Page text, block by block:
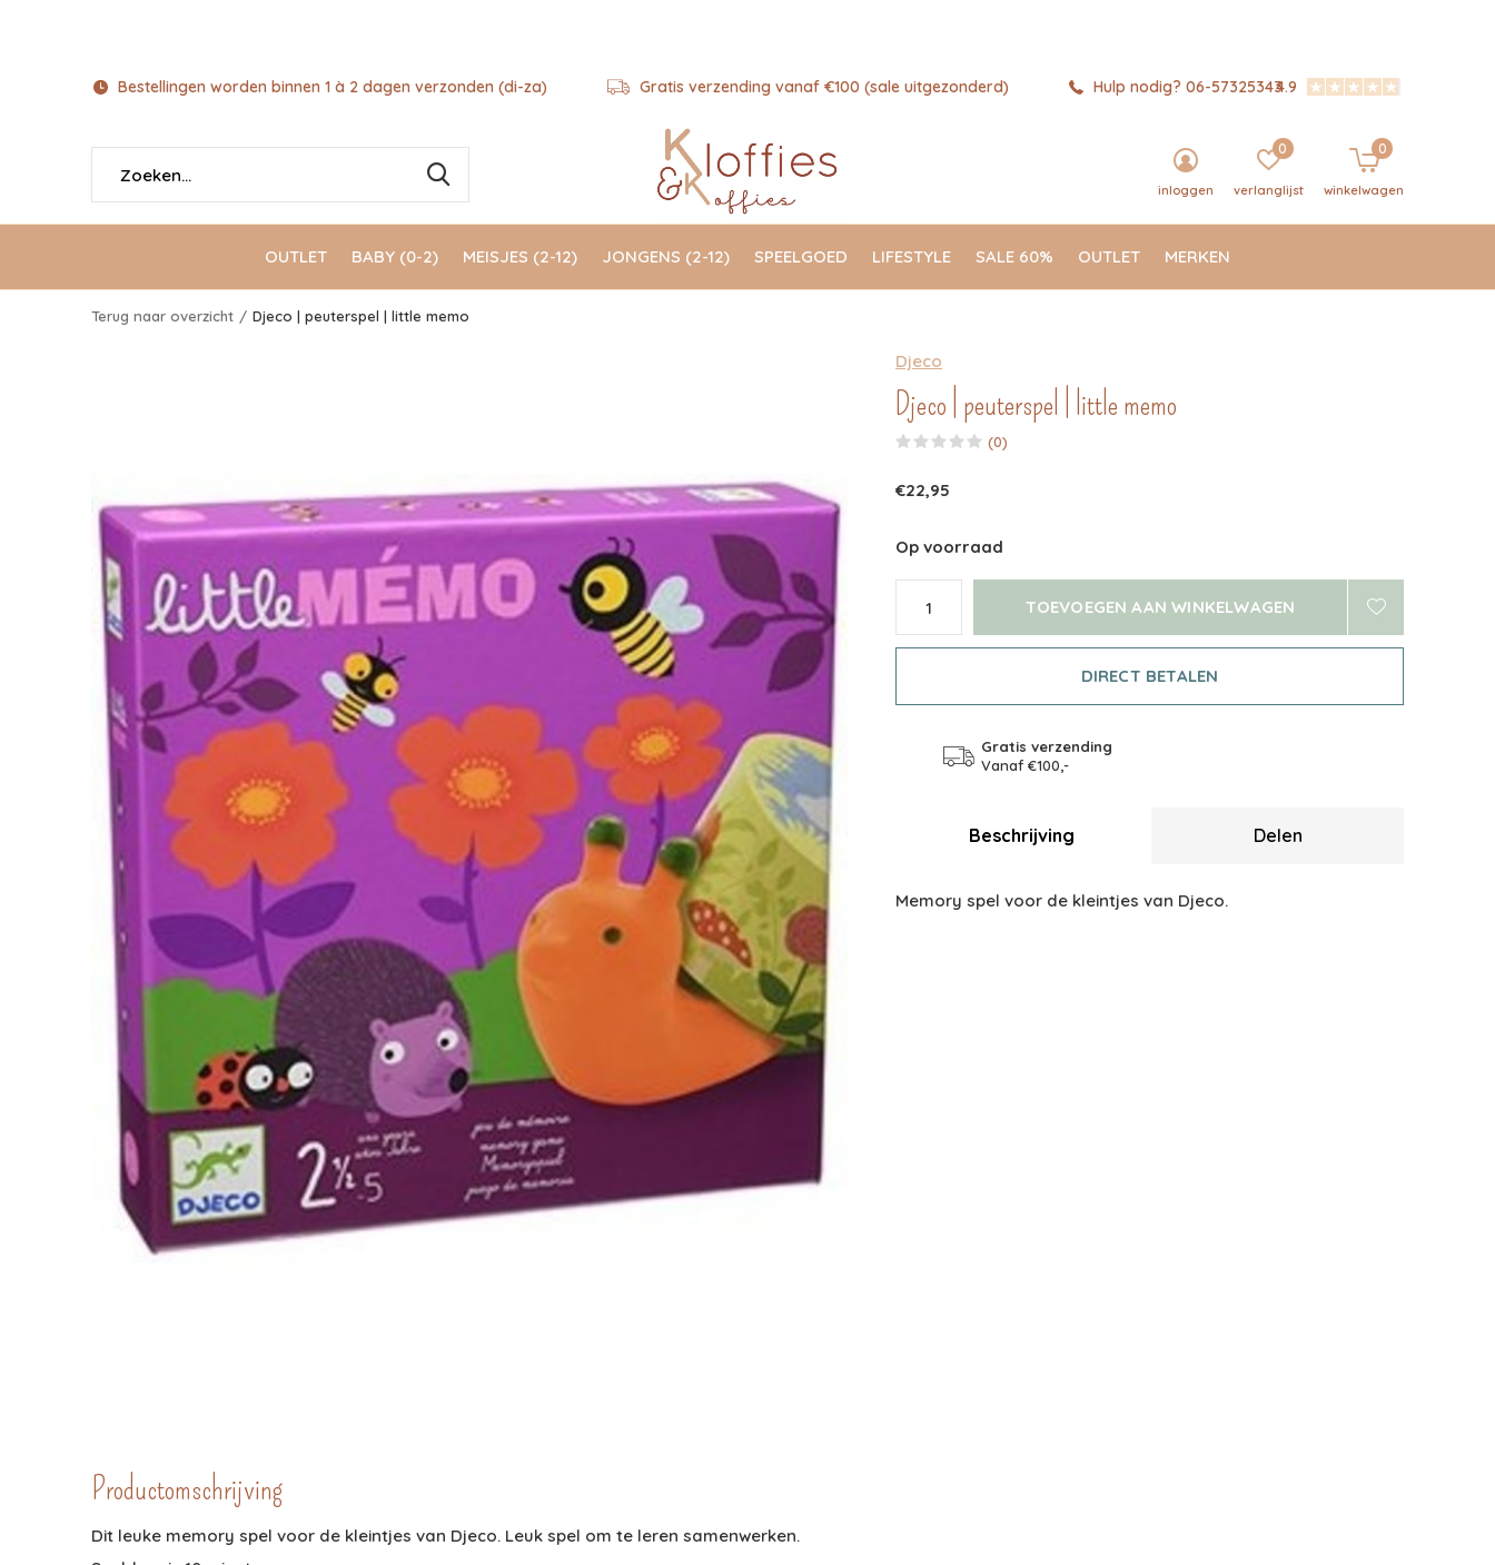
OUTLET BABY (0-2) MEISJES (2-12) JONGENS (2-12) SPEELGOED LIFESTYLE SALE 60% OUTLET MERKEN
inloggen verlanglijst
0
winkelwagen
0
Bestellingen worden binnen 1 à 2 dagen verzonden (di-za) Gratis verzending vanaf €100 (sale uitgezonderd) Hulp nodig? 06-573253434.9
Terug naar overzicht Djeco | peuterspel | little memo
Djeco
Djeco | peuterspel | little memo
(0)
€22,95
Op voorraad
TOEVOEGEN AAN WINKELWAGEN
DIRECT BETALEN
Gratis verzending
Vanaf €100,-
Beschrijving Delen
Memory spel voor de kleintjes van Djeco.
Productomschrijving
Dit leuke memory spel voor de kleintjes van Djeco. Leuk spel om te leren samenwerken.